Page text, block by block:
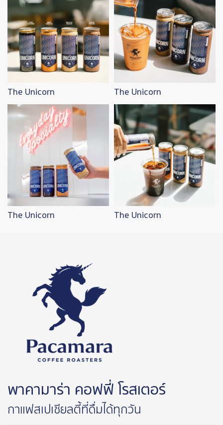
The Unicorn
The Unicorn
Image
The Unicorn
Image
The Unicorn
พาคามาร่า คอฟฟี่ โรสเตอร์
กาแฟสเปเชียลตี้ที่ดื่มได้ทุกวัน